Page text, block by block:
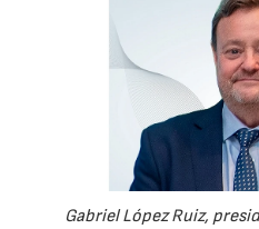
Gabriel López Ruiz,